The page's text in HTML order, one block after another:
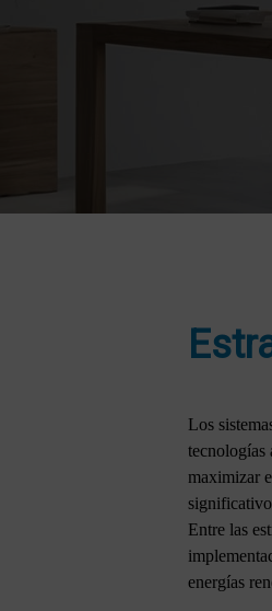
Los
tecnologías
maximizar
Entre las
energías